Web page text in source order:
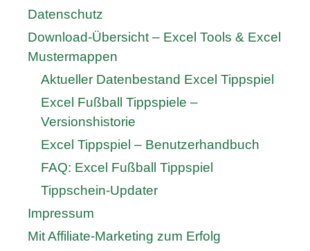
Datenschutz
Download-Übersicht – Excel Tools & Excel
Mustermappen
Aktueller Datenbestand Excel Tippspiel
Excel Fußball Tippspiele –
Versionshistorie
Excel Tippspiel – Benutzerhandbuch
FAQ: Excel Fußball Tippspiel
Tippschein-Updater
Impressum
Mit Affiliate-Marketing zum Erfolg